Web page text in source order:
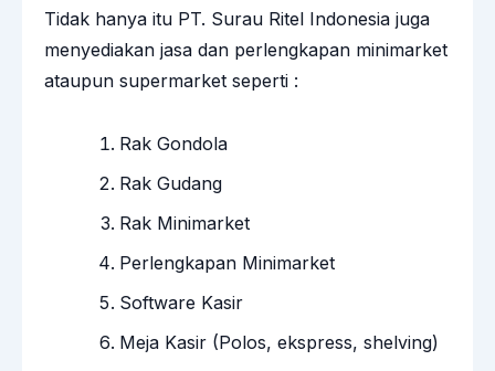
Tidak hanya itu PT. Surau Ritel Indonesia juga
menyediakan jasa dan perlengkapan minimarket
ataupun supermarket seperti :
Rak Gondola
Rak Gudang
Rak Minimarket
Perlengkapan Minimarket
Software Kasir
Meja Kasir (Polos, ekspress, shelving)